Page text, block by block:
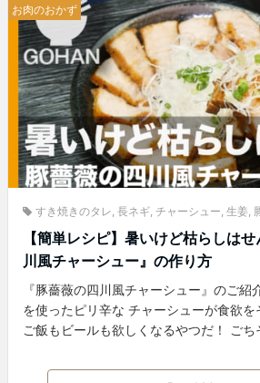
お肉のおかず
すき焼きのタレ 長ネギ チャーシュー 生姜
【簡単レシピ】暑いけど枯らしは
川風チャーシュー』の作り方
『豚薔薇の四川風チャーシュー』のご紹
を使ったピリ辛な チャーシューが食欲
ご飯もビールも欲しくなるやつだ！ ごち